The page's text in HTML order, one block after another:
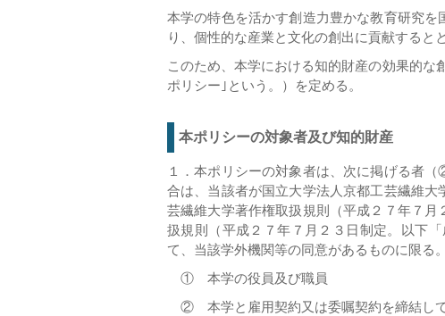
本学の特色を活かす創造力豊かな教育研究
り、個性的な産業と文化の創出に貢献すると
このため、本学における知的財産の効果的
ポリシー｣という。）を定める。
本ポリシーの対象者及び知的財産
１．本ポリシーの対象者は、次に掲げる者
合は、当該者が国立大学法人京都工芸繊維
芸繊維大学著作権取扱規則（平成２７年７
扱規則（平成２７年７月２３日制定。以下
て、当該学外機関等の同意があるものに限る
① 本学の役員及び職員
② 本学と雇用契約又は委嘱契約を締結し